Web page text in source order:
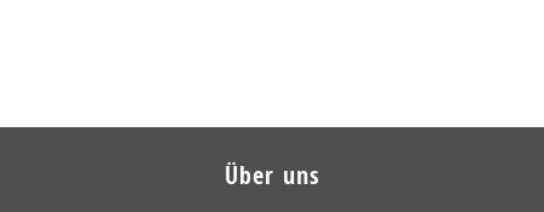
Über uns